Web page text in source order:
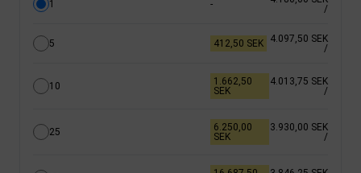
1 -
/
5 412,50 SEK
4.097,50 SEK
/
10
1.662,50
SEK
4.013,75 SEK
/
25
6.250,00
SEK
3.930,00 SEK
/